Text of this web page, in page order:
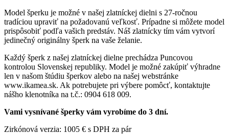
Model šperku je možné v našej zlatníckej dielni s 27-ročnou
tradíciou upraviť na požadovanú veľkosť. Prípadne si môžete model
prispôsobiť podľa vašich predstáv. Náš zlatnícky tím vám vytvorí
jedinečný originálny šperk na vaše želanie.
Každý šperk z našej zlatníckej dielne prechádza Puncovou
kontrolou Slovenskej republiky. Model je možné zakúpiť výhradne
len v našom štúdiu šperkov alebo na našej webstránke
www.ikamea.sk. Ak potrebujete pri výbere pomôcť, kontaktujte
nášho klenotníka na t.č.: 0904 618 009.
Vami vysnívané šperky vám vyrobíme do 3 dní.
Zirkónová verzia: 1005 € s DPH za pár